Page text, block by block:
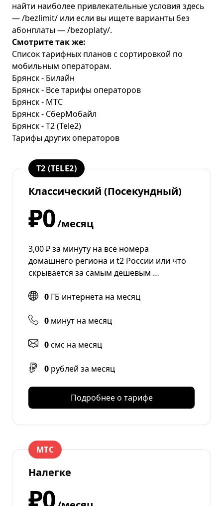
найти наиболее привлекательные условия здесь
— /bezlimit/ или если вы ищете варианты без
абонплаты — /bezoplaty/.
Смотрите так же:
Список тарифных планов с сортировкой по
мобильным операторам.
Брянск - Билайн
Брянск - Все тарифы операторов
Брянск - МТС
Брянск - СберМобайл
Брянск - T2 (Tele2)
Тарифы других операторов
T2 (TELE2)
Классический (Посекундный)
₽0/месяц
3,00 ₽ за минуту на все номера
домашнего региона и t2 России или что
скрывается за самым дешевым …
0 ГБ интернета на месяц
0 минут на месяц
0смс на месяц
0 рублей за месяц
Подробнее о тарифе
МТС
Налегке
₽0